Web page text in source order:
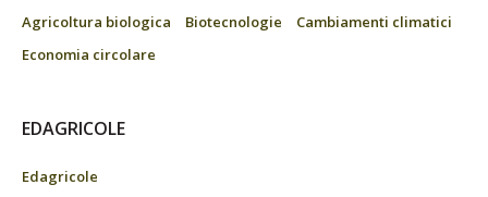
Agricoltura biologica
Biotecnologie
Cambiamenti climatici
Economia circolare
EDAGRICOLE
Edagricole